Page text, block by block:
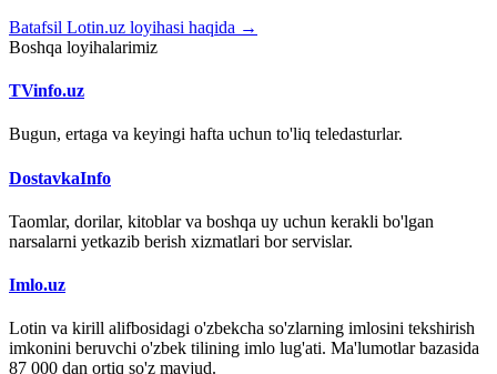
Batafsil Lotin.uz loyihasi haqida →
Boshqa loyihalarimiz
TVinfo.uz
Bugun, ertaga va keyingi hafta uchun to'liq teledasturlar.
DostavkaInfo
Taomlar, dorilar, kitoblar va boshqa uy uchun kerakli bo'lgan
narsalarni yetkazib berish xizmatlari bor servislar.
Imlo.uz
Lotin va kirill alifbosidagi o'zbekcha so'zlarning imlosini tekshirish
imkonini beruvchi o'zbek tilining imlo lug'ati. Ma'lumotlar bazasida
87 000 dan ortiq so'z mavjud.